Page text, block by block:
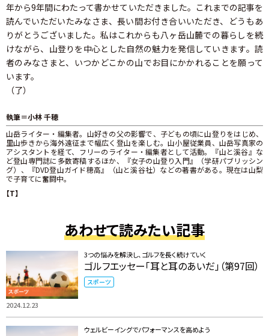
年から9年間にわたって書かせていただきました。これまでの記事を
読んでいただいたみなさま、長い間お付き合いいただき、どうもあ
りがとうございました。私はこれからも八ヶ岳山麓での暮らしを続
けながら、山登りを中心とした自然の魅力を発信していきます。読
者のみなさまと、いつかどこかの山でお目にかかれることを願って
います。
（了）
執筆＝小林 千穂
山岳ライター・編集者。山好きの父の影響で、子どもの頃に山登りをはじめ、
里山歩きから海外遠征まで幅広く登山を楽しむ。山小屋従業員、山岳写真家の
アシスタントを経て、フリーのライター・編集者として活動。『山と溪谷』な
ど登山専門誌に多数寄稿するほか、『女子の山登り入門』（学研パブリッシン
グ）、『DVD登山ガイド穂高』（山と溪谷社）などの著書がある。現在は山梨
で子育てに奮闘中。
【T】
あわせて読みたい記事
2024.12.23
3つの悩みを解決し、ゴルフを長く続けていく
ゴルフエッセー「耳と耳のあいだ」（第97回）
スポーツ
ウェルビーイングでパフォーマンスを高めよう